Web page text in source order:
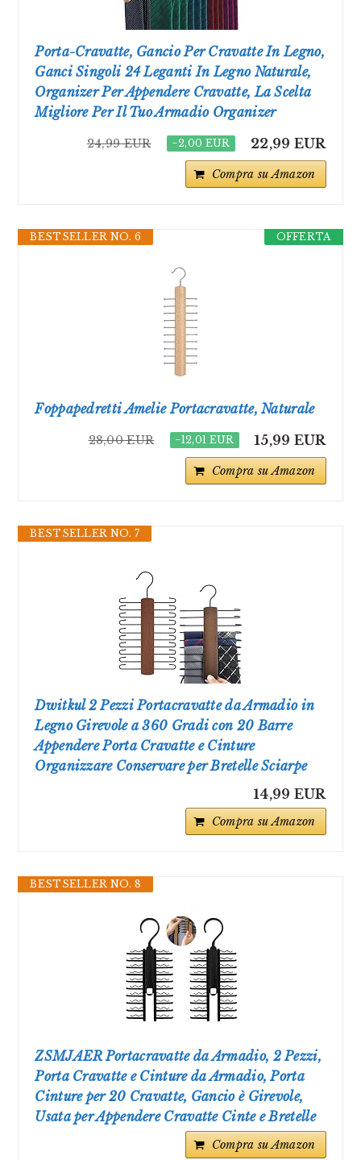
Porta-Cravatte, Gancio Per Cravatte In Legno,
Ganci Singoli 24 Leganti In Legno Naturale,
Organizer Per Appendere Cravatte, La Scelta
Migliore Per Il Tuo Armadio Organizer
24,99 EUR −2,00 EUR 22,99 EUR
Compra su Amazon
OFFERTA
BESTSELLER NO. 6
Foppapedretti Amelie Portacravatte, Naturale
28,00 EUR −12,01 EUR 15,99 EUR
Compra su Amazon
BESTSELLER NO. 7
Dwitkul 2 Pezzi Portacravatte da Armadio in
Legno Girevole a 360 Gradi con 20 Barre
Appendere Porta Cravatte e Cinture
Organizzare Conservare per Bretelle Sciarpe
14,99 EUR
Compra su Amazon
BESTSELLER NO. 8
ZSMJAER Portacravatte da Armadio, 2 Pezzi,
Porta Cravatte e Cinture da Armadio, Porta
Cinture per 20 Cravatte, Gancio è Girevole,
Usata per Appendere Cravatte Cinte e Bretelle
Compra su Amazon